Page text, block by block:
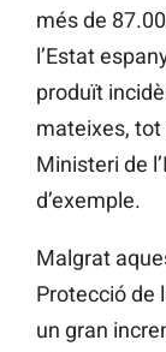
més de
l’Estat
produït
mateixes,
Ministeri de
d’exemple.
Malgrat
Protecció de
un gran